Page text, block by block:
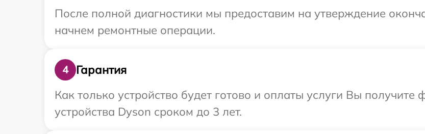
После полной диагностики мы предоставим на утверждение
начнем ремонтные операции.
4
Гарантия
Как только устройство будет готово и оплаты услуги Вы
устройства Dyson сроком до 3 лет.